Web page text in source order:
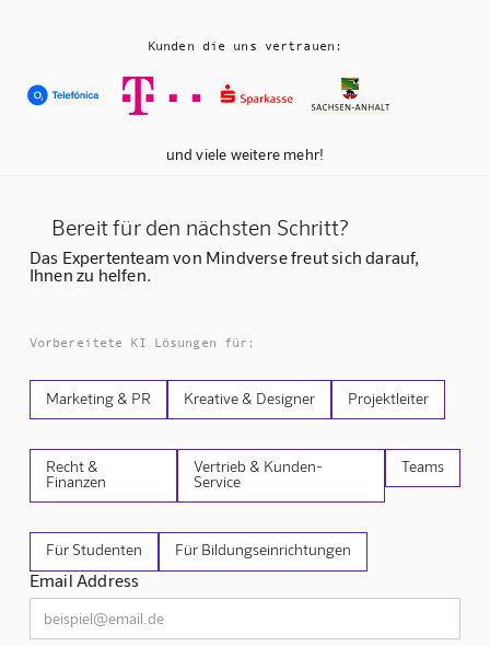
Kunden die uns vertrauen:
und viele weitere mehr!
Bereit für den nächsten Schritt?
Das Expertenteam von Mindverse freut sich darauf,
Ihnen zu helfen.
Vorbereitete KI Lösungen für:
Marketing & PR Kreative & Designer Projektleiter
Recht &
Finanzen
Vertrieb & Kunden-
Service
Teams
Für Studenten Für Bildungseinrichtungen
Email Address